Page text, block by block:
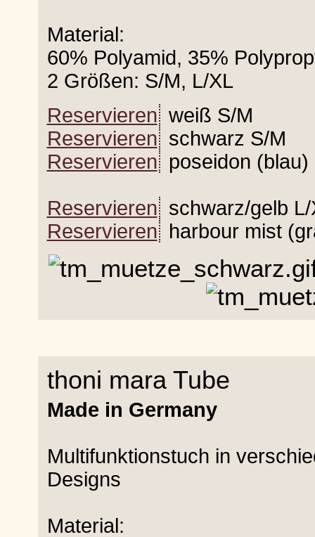
Material:
60% Polyamid, 35%
2 Größen: S/M, L/XL
Reservieren weiß S/M
Reservieren schwarz S/M
Reservieren poseidon (blau)
Reservieren schwarz/gelb L/
Reservieren harbour mist
thoni mara Tube
Made in Germany
Multifunktionstuch in
Designs
Material: